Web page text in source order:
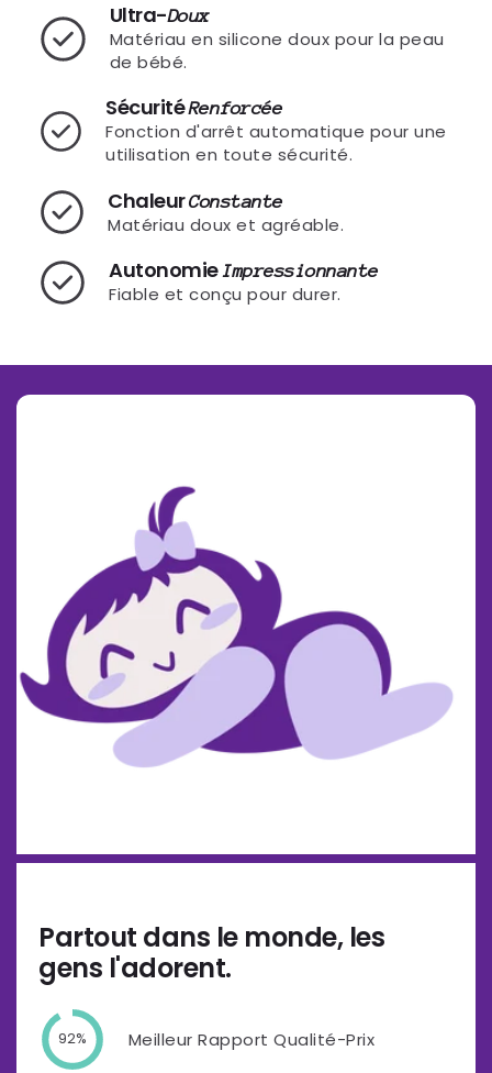
Ultra-Doux
Matériau en silicone doux pour la peau
de bébé.
SécuritéRenforcée
Fonction d'arrêt automatique pour une
utilisation en toute sécurité.
ChaleurConstante
Matériau doux et agréable.
AutonomieImpressionnante
Fiable et conçu pour durer.
Partout dans le monde, les
gens l'adorent.
92% Meilleur Rapport Qualité-Prix